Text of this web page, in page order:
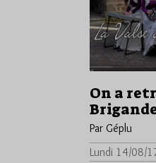
On a
Par Géplu
Lundi 14/08/